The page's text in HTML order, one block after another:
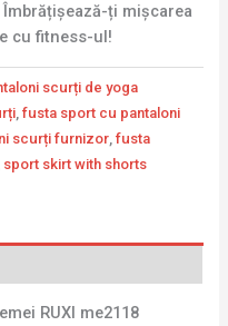
ți mișcarea
cu fitness-ul!
scurți de yoga
,fusta sport cu pantaloni
scurți furnizor,fusta
sport skirt with shorts
RUXI me2118